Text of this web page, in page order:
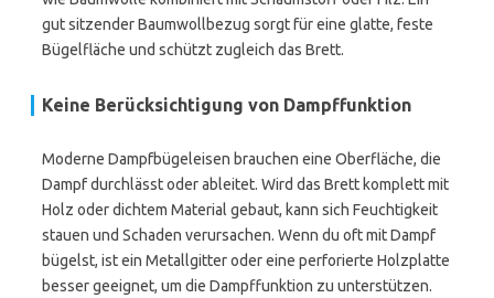
gut sitzender Baumwollbezug sorgt für eine glatte, feste
Bügelfläche und schützt zugleich das Brett.
Keine Berücksichtigung von Dampffunktion
Moderne Dampfbügeleisen brauchen eine Oberfläche, die
Dampf durchlässt oder ableitet. Wird das Brett komplett mit
Holz oder dichtem Material gebaut, kann sich Feuchtigkeit
stauen und Schaden verursachen. Wenn du oft mit Dampf
bügelst, ist ein Metallgitter oder eine perforierte Holzplatte
besser geeignet, um die Dampffunktion zu unterstützen.